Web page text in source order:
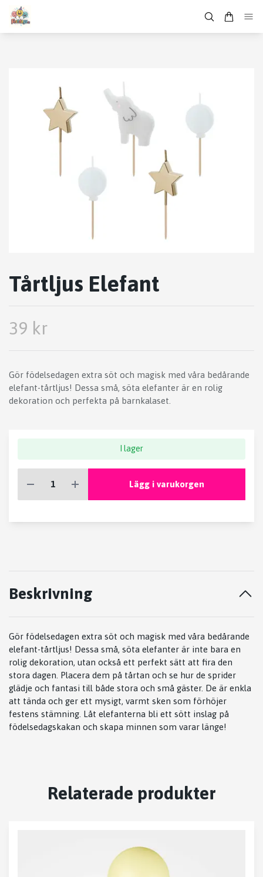
Tårtljus Elefant
39 kr
Gör födelsedagen extra söt och magisk med våra bedårande
elefant-tårtljus! Dessa små, söta elefanter är en rolig
dekoration och perfekta på barnkalaset.
I lager
Lägg i varukorgen
Beskrivning
Gör födelsedagen extra söt och magisk med våra bedårande
elefant-tårtljus! Dessa små, söta elefanter är inte bara en
rolig dekoration, utan också ett perfekt sätt att fira den
stora dagen. Placera dem på tårtan och se hur de sprider
glädje och fantasi till både stora och små gäster. De är enkla
att tända och ger ett mysigt, varmt sken som förhöjer
festens stämning. Låt elefanterna bli ett sött inslag på
födelsedagskakan och skapa minnen som varar länge!
Relaterade produkter